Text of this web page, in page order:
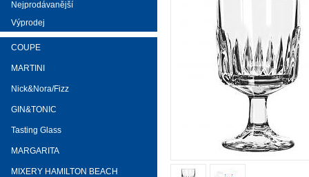
Nejprodávanější
Výprodej
COUPE
MARTINI
Nick&Nora/Fizz
GIN&TONIC
Tasting Glass
MARGARITA
MIXERY HAMILTON BEACH